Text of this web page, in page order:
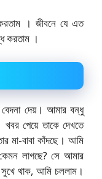
করতাম । জীবনে যে এত
করতাম ।
দেয়। আমার বন্ধু
পেয়ে তাকে দেখতে
মা-বাবা কাঁদছে। আমি
লাগছে? সে আমার
সুখে থাক, আমি চললাম।